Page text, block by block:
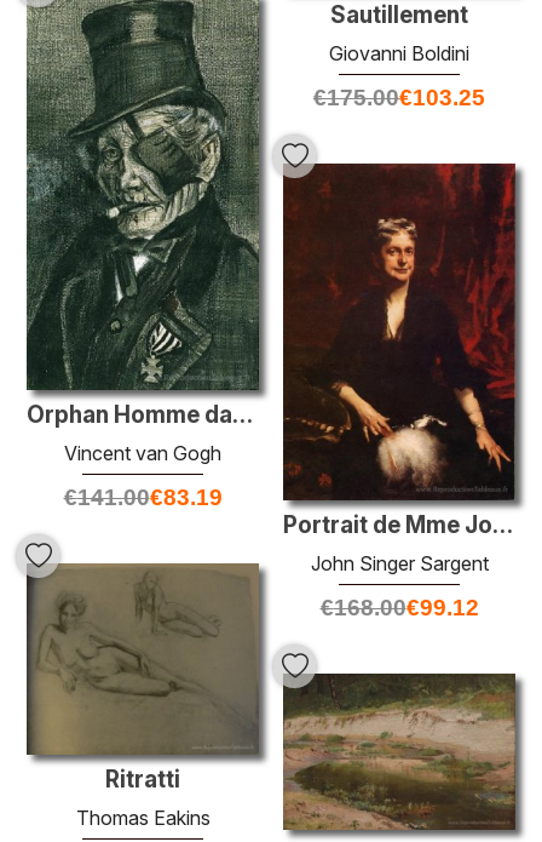
Sautillement
Giovanni Boldini
€175.00€103.25
Orphan Homme dans les vêtements du dimanche avec bandage pour le
Vincent van Gogh
€141.00€83.19
Portrait de Mme John Joseph Townsend (Catherine Rebecca Bronson)
John Singer Sargent
€168.00€99.12
Ritratti
Thomas Eakins